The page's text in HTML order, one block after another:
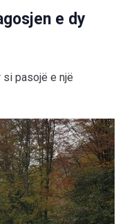
e dy
si pasojë e një